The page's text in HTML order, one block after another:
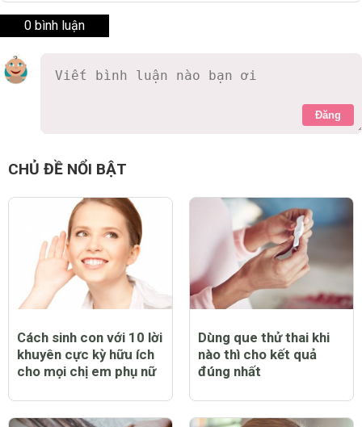
0 bình luận
Đăng
CHỦ ĐỀ NỔI BẬT
Cách sinh con với 10 lời
khuyên cực kỳ hữu ích
cho mọi chị em phụ nữ
Dùng que thử thai khi
nào thì cho kết quả
đúng nhất